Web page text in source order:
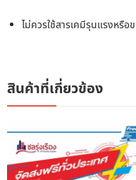
ไม่ควรใช้สารเคมีรุนแรงหรื
สินค้าที่เกี่ยวข้อง